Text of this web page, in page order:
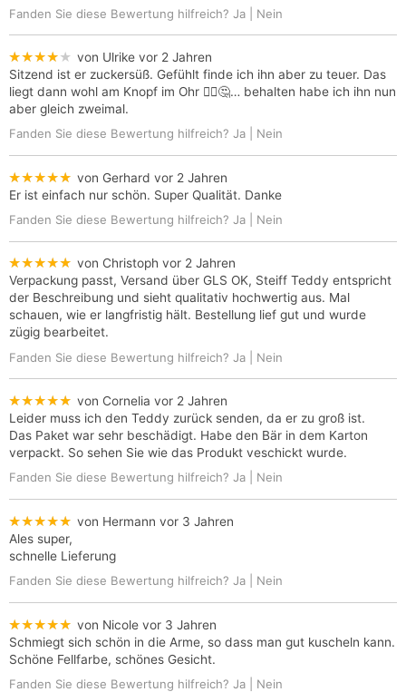
Fanden Sie diese Bewertung hilfreich? Ja Nein
★★★★★ von Ulrike vor 2 Jahren
Sitzend ist er zuckersüß. Gefühlt finde ich ihn aber zu teuer. Das
liegt dann wohl am Knopf im Ohr 🤷‍♀️🤔… behalten habe ich ihn nun
aber gleich zweimal.
Fanden Sie diese Bewertung hilfreich? Ja Nein
★★★★★ von Gerhard vor 2 Jahren
Er ist einfach nur schön. Super Qualität. Danke
Fanden Sie diese Bewertung hilfreich? Ja Nein
★★★★★ von Christoph vor 2 Jahren
Verpackung passt, Versand über GLS OK, Steiff Teddy entspricht
der Beschreibung und sieht qualitativ hochwertig aus. Mal
schauen, wie er langfristig hält. Bestellung lief gut und wurde
zügig bearbeitet.
Fanden Sie diese Bewertung hilfreich? Ja Nein
★★★★★ von Cornelia vor 2 Jahren
Leider muss ich den Teddy zurück senden, da er zu groß ist.
Das Paket war sehr beschädigt. Habe den Bär in dem Karton
verpackt. So sehen Sie wie das Produkt veschickt wurde.
Fanden Sie diese Bewertung hilfreich? Ja Nein
★★★★★ von Hermann vor 3 Jahren
Ales super,
schnelle Lieferung
Fanden Sie diese Bewertung hilfreich? Ja Nein
★★★★★ von Nicole vor 3 Jahren
Schmiegt sich schön in die Arme, so dass man gut kuscheln kann.
Schöne Fellfarbe, schönes Gesicht.
Fanden Sie diese Bewertung hilfreich? Ja Nein